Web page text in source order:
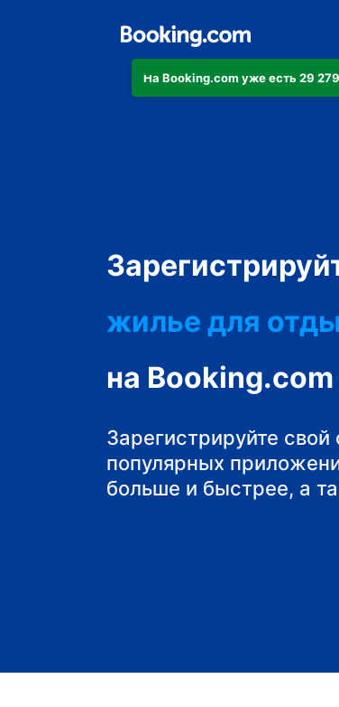
На Booking.com уже есть 29
жилье для
гостевой дом
мини-отель
на Booking.com
Зарегистрируйте
популярных
больше и быстрее, а